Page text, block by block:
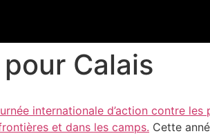
Calais
internationale d’action contre
et dans les camps. Cette